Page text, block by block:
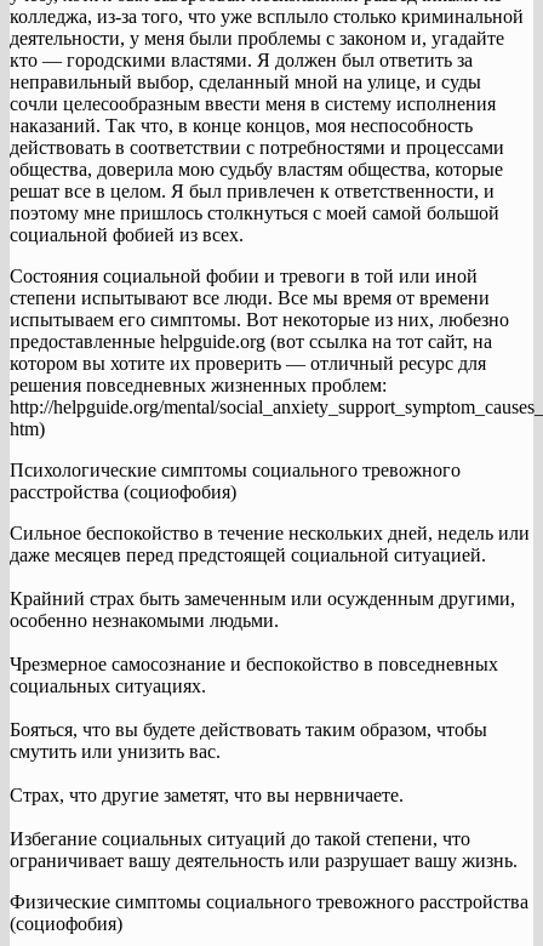
колледжа, из-за того, что уже всплыло столько криминальной
деятельности, у меня были проблемы с законом и, угадайте
кто — городскими властями. Я должен был ответить за
неправильный выбор, сделанный мной на улице, и суды
сочли целесообразным ввести меня в систему исполнения
наказаний. Так что, в конце концов, моя неспособность
действовать в соответствии с потребностями и процессами
общества, доверила мою судьбу властям общества, которые
решат все в целом. Я был привлечен к ответственности, и
поэтому мне пришлось столкнуться с моей самой большой
социальной фобией из всех.
Состояния социальной фобии и тревоги в той или иной
степени испытывают все люди. Все мы время от времени
испытываем его симптомы. Вот некоторые из них, любезно
предоставленные helpguide.org (вот ссылка на тот сайт, на
котором вы хотите их проверить — отличный ресурс для
решения повседневных жизненных проблем:
http://helpguide.org/mental/
htm)
Психологические симптомы социального тревожного
расстройства (социофобия)
Сильное беспокойство в течение нескольких дней, недель или
даже месяцев перед предстоящей социальной ситуацией.
Крайний страх быть замеченным или осужденным другими,
особенно незнакомыми людьми.
Чрезмерное самосознание и беспокойство в повседневных
социальных ситуациях.
Бояться, что вы будете действовать таким образом, чтобы
смутить или унизить вас.
Страх, что другие заметят, что вы нервничаете.
Избегание социальных ситуаций до такой степени, что
ограничивает вашу деятельность или разрушает вашу жизнь.
Физические симптомы социального тревожного расстройства
(социофобия)